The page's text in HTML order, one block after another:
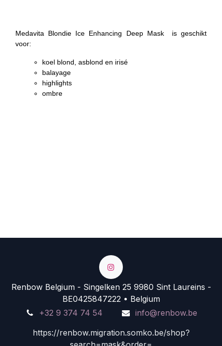
Medavita Blondie Ice Enhancing Deep Mask is geschikt
voor:
koel blond, asblond en irisé
balayage
highlights
ombre
Renbow Belgium - Singelken 25 9980 Sint Laureins -
BE0425847222 • Belgium
+32 9 374 74 54
info@renbow.be
https://renbow.migration.somko.be/shop?